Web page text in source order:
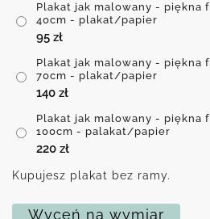
Plakat jak malowany - piękna
40cm - plakat/papier
95 zł
Plakat jak malowany - piękna
70cm - plakat/papier
140 zł
Plakat jak malowany - piękna
100cm - palakat/papier
220 zł
Kupujesz plakat bez ramy.
Wyceń na wymiar